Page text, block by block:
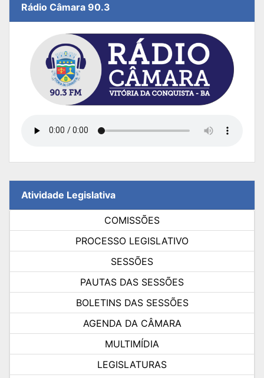
Rádio Câmara 90.3
Atividade Legislativa
COMISSÕES
PROCESSO LEGISLATIVO
SESSÕES
PAUTAS DAS SESSÕES
BOLETINS DAS SESSÕES
AGENDA DA CÂMARA
MULTIMÍDIA
LEGISLATURAS